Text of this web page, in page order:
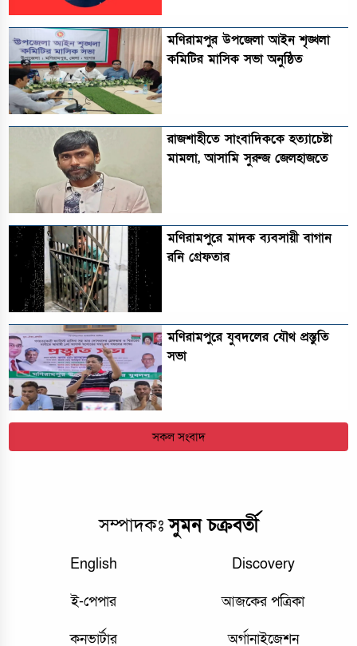
মণিরামপুর উপজেলা আইন শৃঙ্খলা
কমিটির মাসিক সভা অনুষ্ঠিত‎‎
রাজশাহীতে সাংবাদিককে হত্যাচেষ্টা
মামলা, আসামি সুরুজ জেলহাজতে
মণিরামপুরে মাদক ব্যবসায়ী বাগান
রনি গ্রেফতার
মণিরামপুরে যুবদলের যৌথ প্রস্তুতি
সভা
সকল সংবাদ
সম্পাদকঃসুমন চক্রবর্তী
English Discovery
ই-পেপার আজকের পত্রিকা
কনভার্টার অর্গানাইজেশন